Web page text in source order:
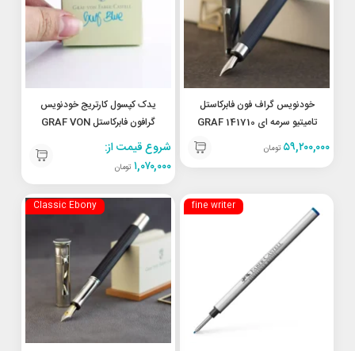
خودنویس گراف فون فابرکاستل
تامیتیو سرمه ای 141710 GRAF
VON FABER-CASTELL FP
Tamitio Night Blue M۵۹,۲۰۰,۰۰۰ تومان
یدک کپسول کارتریج خودنویس
گرافون فابرکاستل GRAF VON
FABER-CASTELL Cartridges
شروع قیمت از:
۱,۰۷۰,۰۰۰ تومان
fine writer
Classic Ebony